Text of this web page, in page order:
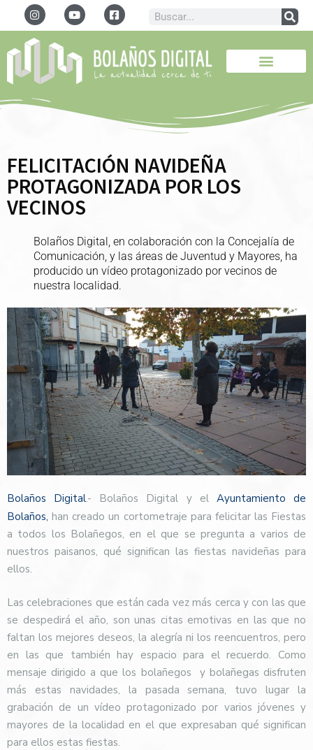
FELICITACIÓN NAVIDEÑA
PROTAGONIZADA POR LOS
VECINOS
Bolaños Digital, en colaboración con la Concejalía de
Comunicación, y las áreas de Juventud y Mayores, ha
producido un vídeo protagonizado por vecinos de
nuestra localidad.
Bolaños Digital.- Bolaños Digital y elAyuntamiento de
Bolaños, han creado un cortometraje para felicitar las Fiestas
a todos los Bolañegos, en el que se pregunta a varios de
nuestros paisanos, qué significan las fiestas navideñas para
ellos.
Las celebraciones que están cada vez más cerca y con las que
se despedirá el año, son unas citas emotivas en las que no
faltan los mejores deseos, la alegría ni los reencuentros, pero
en las que también hay espacio para el recuerdo. Como
mensaje dirigido a que los bolañegos y bolañegas disfruten
más estas navidades, la pasada semana, tuvo lugar la
grabación de un vídeo protagonizado por varios jóvenes y
mayores de la localidad en el que expresaban qué significan
para ellos estas fiestas.